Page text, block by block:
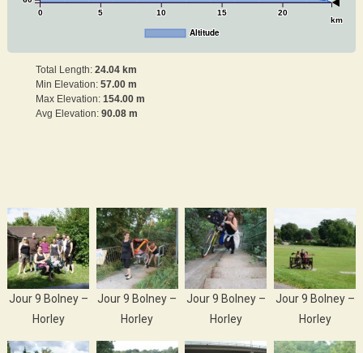
0 5 10 15 20
km
Altitude
Total Length: 24.04 km
Min Elevation: 57.00 m
Max Elevation: 154.00 m
Avg Elevation: 90.08 m
Jour 9 Bolney –
Horley
Jour 9 Bolney –
Horley
Jour 9 Bolney –
Horley
Jour 9 Bolney –
Horley